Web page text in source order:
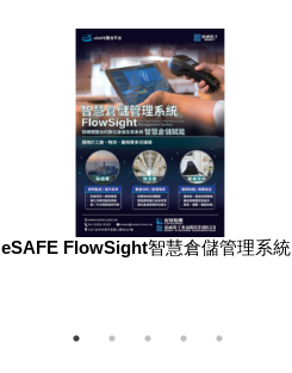
eSAFE FlowSight智慧倉儲管理系統